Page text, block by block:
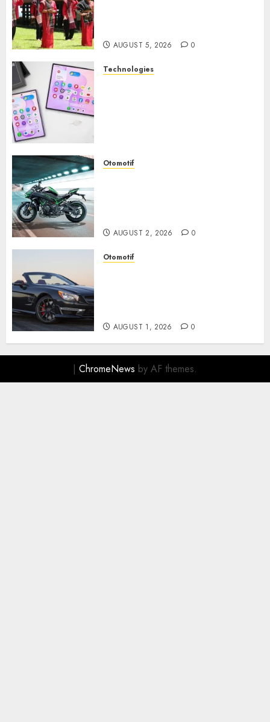
AUGUST 5, 2026 0
Technologies
Otomotif
AUGUST 2, 2026 0
Otomotif
AUGUST 1, 2026 0
| ChromeNews by AF themes.